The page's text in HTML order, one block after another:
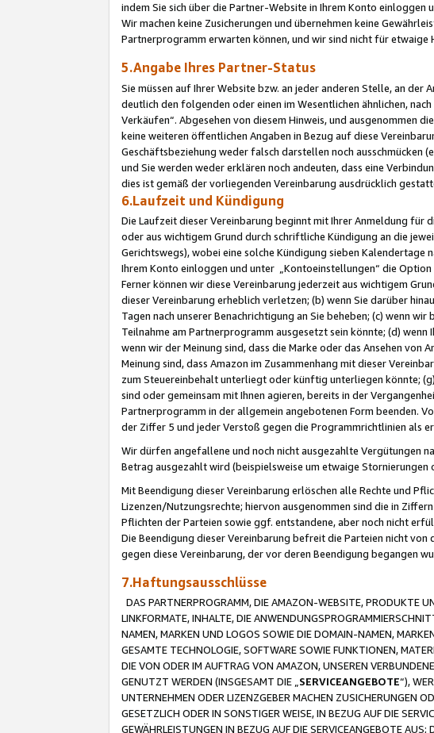
indem Sie sich über die Partner-Website in Ihrem Konto einloggen
Wir machen keine Zusicherungen und übernehmen keine
Partnerprogramm erwarten können, und wir sind nicht für
5.Angabe Ihres Partner-Status
Sie müssen auf Ihrer Website bzw. an jeder anderen Stelle, an
deutlich den folgenden oder einen im Wesentlichen ähnlichen,
Verkäufen“. Abgesehen von diesem Hinweis, und ausgenommen
keine weiteren öffentlichen Angaben in Bezug auf diese
Geschäftsbeziehung weder falsch darstellen noch
und Sie werden weder erklären noch andeuten, dass eine
dies ist gemäß der vorliegenden Vereinbarung ausdrücklich
6.Laufzeit und Kündigung
Die Laufzeit dieser Vereinbarung beginnt mit Ihrer Anmeldung für
oder aus wichtigem Grund durch schriftliche Kündigung an die
Gerichtswegs), wobei eine solche Kündigung sieben Kalendertage
Ihrem Konto einloggen und unter „Kontoeinstellungen“ die Option
Ferner können wir diese Vereinbarung jederzeit aus wichtigem
dieser Vereinbarung erheblich verletzen; (b) wenn Sie darüber
Tagen nach unserer Benachrichtigung an Sie beheben; (c) wenn
Teilnahme am Partnerprogramm ausgesetzt sein könnte; (d)
wenn wir der Meinung sind, dass die Marke oder das Ansehen
Meinung sind, dass Amazon im Zusammenhang mit dieser
zum Steuereinbehalt unterliegt oder künftig unterliegen könnte;
sind oder gemeinsam mit Ihnen agieren, bereits in der
Partnerprogramm in der allgemein angebotenen Form beenden.
der Ziffer 5 und jeder Verstoß gegen die Programmrichtlinien als
Wir dürfen angefallene und noch nicht ausgezahlte Vergütungen
Betrag ausgezahlt wird (beispielsweise um etwaige Stornierungen
Mit Beendigung dieser Vereinbarung erlöschen alle Rechte und
Lizenzen/Nutzungsrechte; hiervon ausgenommen sind die in
Pflichten der Parteien sowie ggf. entstandene, aber noch nicht
Die Beendigung dieser Vereinbarung befreit die Parteien nicht
gegen diese Vereinbarung, der vor deren Beendigung begangen
7.Haftungsausschlüsse
DAS PARTNERPROGRAMM, DIE AMAZON-WEBSITE, PRODUKTE
LINKFORMATE, INHALTE, DIE
NAMEN, MARKEN UND LOGOS SOWIE DIE DOMAIN-NAMEN,
GESAMTE TECHNOLOGIE, SOFTWARE SOWIE FUNKTIONEN,
DIE VON ODER IM AUFTRAG VON AMAZON, UNSEREN
GENUTZT WERDEN (INSGESAMT DIE „ SERVICEANGEBOTE“),
UNTERNEHMEN ODER LIZENZGEBER MACHEN ZUSICHERUNGEN
GESETZLICH ODER IN SONSTIGER WEISE, IN BEZUG AUF DIE
GEWÄHRLEISTUNGEN IN BEZUG AUF DIE SERVICEANGEBOTE